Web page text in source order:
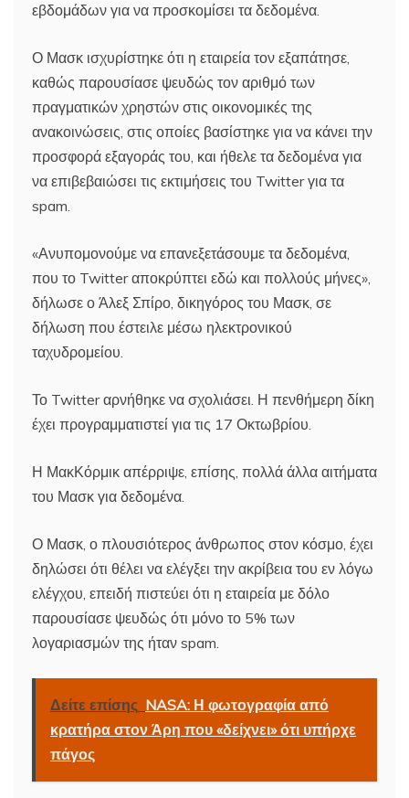
εβδομάδων για να προσκομίσει τα δεδομένα.
Ο Μασκ ισχυρίστηκε ότι η εταιρεία τον εξαπάτησε,
καθώς παρουσίασε ψευδώς τον αριθμό των
πραγματικών χρηστών στις οικονομικές της
ανακοινώσεις, στις οποίες βασίστηκε για να κάνει την
προσφορά εξαγοράς του, και ήθελε τα δεδομένα για
να επιβεβαιώσει τις εκτιμήσεις του Twitter για τα
spam.
«Ανυπομονούμε να επανεξετάσουμε τα δεδομένα,
που το Twitter αποκρύπτει εδώ και πολλούς μήνες»,
δήλωσε ο Άλεξ Σπίρο, δικηγόρος του Μασκ, σε
δήλωση που έστειλε μέσω ηλεκτρονικού
ταχυδρομείου.
Το Twitter αρνήθηκε να σχολιάσει. Η πενθήμερη δίκη
έχει προγραμματιστεί για τις 17 Οκτωβρίου.
Η ΜακΚόρμικ απέρριψε, επίσης, πολλά άλλα αιτήματα
του Μασκ για δεδομένα.
Ο Μασκ, ο πλουσιότερος άνθρωπος στον κόσμο, έχει
δηλώσει ότι θέλει να ελέγξει την ακρίβεια του εν λόγω
ελέγχου, επειδή πιστεύει ότι η εταιρεία με δόλο
παρουσίασε ψευδώς ότι μόνο το 5% των
λογαριασμών της ήταν spam.
Δείτε επίσης NASA: Η φωτογραφία από
κρατήρα στον Άρη που «δείχνει» ότι υπήρχε
πάγος